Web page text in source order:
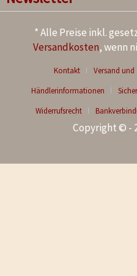
* Alle Preise inkl.
Versandkosten, wenn
Kontakt
Versand
Händlerinformationen
Widerrufsrecht
Copyright © -